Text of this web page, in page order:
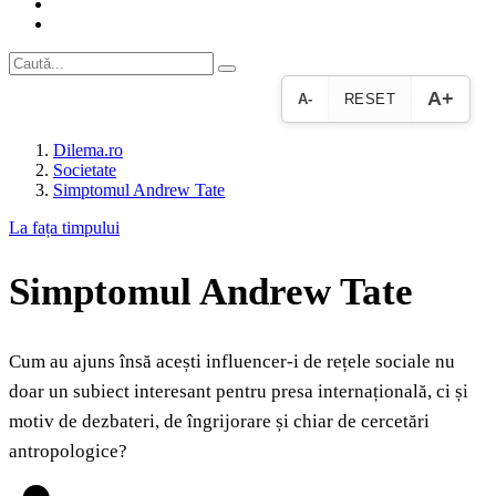
A- RESET A+
Dilema.ro
Societate
Simptomul Andrew Tate
La fața timpului
Simptomul Andrew Tate
Cum au ajuns însă acești influencer-i de rețele sociale nu
doar un subiect interesant pentru presa internațională, ci și
motiv de dezbateri, de îngrijorare și chiar de cercetări
antropologice?